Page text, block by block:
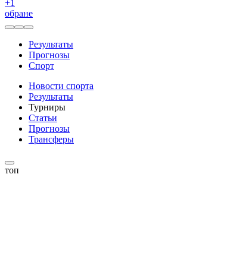
+1
обране
Результаты
Прогнозы
Спорт
Новости спорта
Результаты
Турниры
Статьи
Прогнозы
Трансферы
топ